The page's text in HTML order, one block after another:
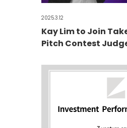
2025.3.12
Kay Lim to Join
Pitch Contest